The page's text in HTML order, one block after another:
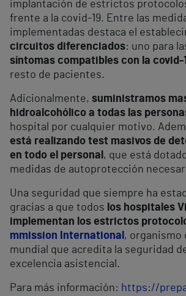
implantación de estrictos
frente a la covid-19. Entre las
implementadas destaca el
circuitos diferenciados: uno para
síntomas compatibles con la covid-
resto de pacientes.
Adicionalmente, suministramos
hidroalcohólico a todas las
hospital por cualquier motivo.
está realizando test masivos de
en todo el personal , que está
medidas de autoprotección
Una seguridad que siempre ha
gracias a que todos los hospitales
implementan los estrictos
mmission International , organismo
mundial que acredita la seguridad
excelencia asistencial.
Para más información: https://